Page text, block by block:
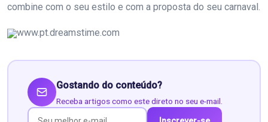
combine com o seu estilo e com a proposta do seu carnaval.
www.pt.dreamstime.com
Gostando do conteúdo?
Receba artigos como este direto no seu e-mail.